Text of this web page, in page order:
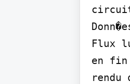
Flux
en fin
rendu